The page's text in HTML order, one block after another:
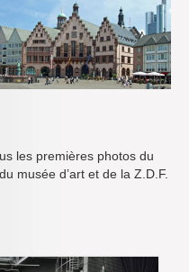
les premières photos du
musée d’art et de la Z.D.F.